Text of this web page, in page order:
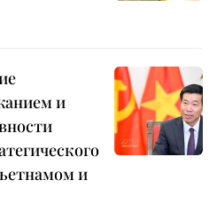
и
и